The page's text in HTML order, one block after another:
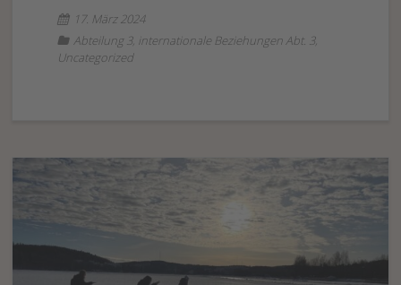
17. März 2024
Abteilung 3, internationale Beziehungen Abt. 3,
Uncategorized